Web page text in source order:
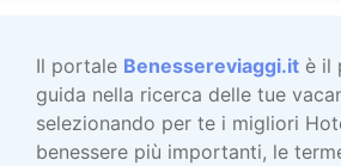
Il portale Benessereviaggi.it è il
guida nella ricerca delle tue
selezionando per te i migliori
benessere più importanti, le